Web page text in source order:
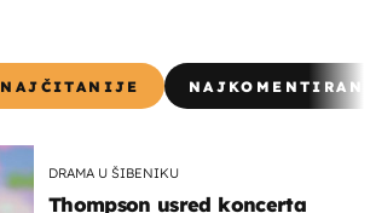
NAJČITANIJE
DRAMA U ŠIBENIKU
Thompson usred koncerta